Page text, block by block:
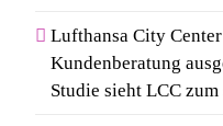
Lufthansa City
Kundenberatung
Studie sieht LCC